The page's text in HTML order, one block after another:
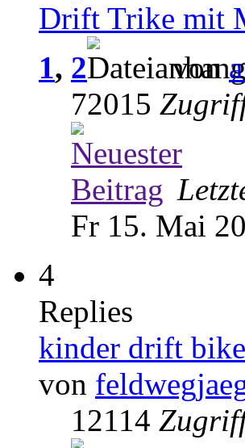
Drift Trike mit
1, 2 von
72015
Fr 15. Mai
4
Replies
kinder drift bike
von
12114